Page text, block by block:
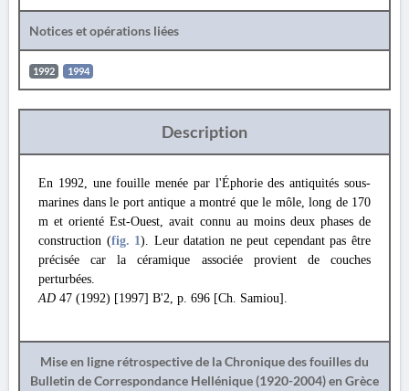
Notices et opérations liées
1992 1994
Description
En 1992, une fouille menée par l'Éphorie des antiquités sous-
marines dans le port antique a montré que le môle, long de 170
m et orienté Est-Ouest, avait connu au moins deux phases de
construction (fig. 1). Leur datation ne peut cependant pas être
précisée car la céramique associée provient de couches
perturbées.
AD 47 (1992) [1997] B'2, p. 696 [Ch. Samiou].
Mise en ligne rétrospective de la Chronique des fouilles du
Bulletin de Correspondance Hellénique (1920-2004) en Grèce